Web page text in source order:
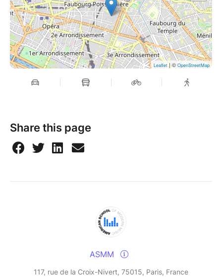
Leaflet| © OpenStreetMap
Share this page
ASMM
117, rue de la Croix-Nivert, 75015, Paris, France